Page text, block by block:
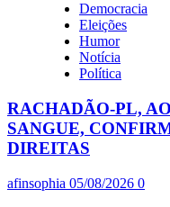
Democracia
Eleições
Humor
Notícia
Política
RACHADÃO-PL,
SANGUE,
DIREITAS
afinsophia 05/08/2026 0